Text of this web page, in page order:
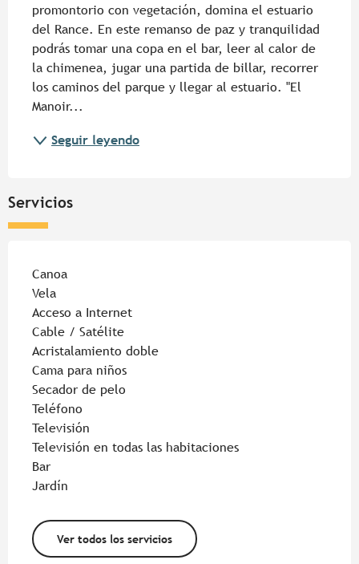
promontorio con vegetación, domina el estuario
del Rance. En este remanso de paz y tranquilidad
podrás tomar una copa en el bar, leer al calor de
la chimenea, jugar una partida de billar, recorrer
los caminos del parque y llegar al estuario. "El
Manoir...
Seguir leyendo
Servicios
Canoa
Vela
Acceso a Internet
Cable / Satélite
Acristalamiento doble
Cama para niños
Secador de pelo
Teléfono
Televisión
Televisión en todas las habitaciones
Bar
Jardín
Ver todos los servicios